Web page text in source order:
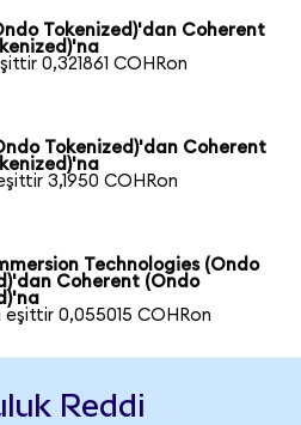
Tokenized)'dan Coherent
0,321861 COHRon
Tokenized)'dan Coherent
3,1950 COHRon
Technologies (Ondo
Coherent (Ondo
eşittir 0,055015 COHRon
Reddi